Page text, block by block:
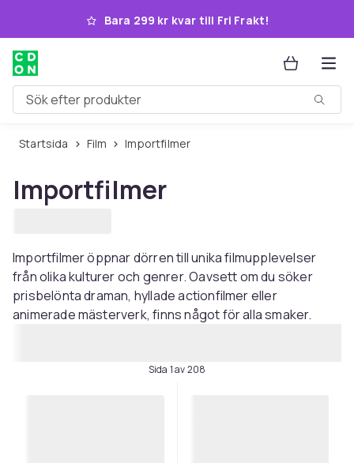
Hoppa till huvudinnehållet
Bara 299 kr kvar till Fri Frakt!
Sök efter produkter
Startsida Film Importfilmer
Importfilmer
Importfilmer öppnar dörren till unika filmupplevelser
från olika kulturer och genrer. Oavsett om du söker
prisbelönta draman, hyllade actionfilmer eller
animerade mästerverk, finns något för alla smaker.
Sida 1 av 208